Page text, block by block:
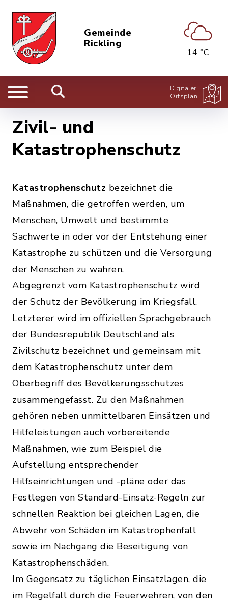
Gemeinde
Rickling
14 °C
Digitaler
Ortsplan
Zivil- und
Katastrophenschutz
Katastrophenschutz bezeichnet die
Maßnahmen, die getroffen werden, um
Menschen, Umwelt und bestimmte
Sachwerte in oder vor der Entstehung einer
Katastrophe zu schützen und die Versorgung
der Menschen zu wahren.
Abgegrenzt vom Katastrophenschutz wird
der Schutz der Bevölkerung im Kriegsfall.
Letzterer wird im offiziellen Sprachgebrauch
der Bundesrepublik Deutschland als
Zivilschutz bezeichnet und gemeinsam mit
dem Katastrophenschutz unter dem
Oberbegriff des Bevölkerungsschutzes
zusammengefasst. Zu den Maßnahmen
gehören neben unmittelbaren Einsätzen und
Hilfeleistungen auch vorbereitende
Maßnahmen, wie zum Beispiel die
Aufstellung entsprechender
Hilfseinrichtungen und -pläne oder das
Festlegen von Standard-Einsatz-Regeln zur
schnellen Reaktion bei gleichen Lagen, die
Abwehr von Schäden im Katastrophenfall
sowie im Nachgang die Beseitigung von
Katastrophenschäden.
Im Gegensatz zu täglichen Einsatzlagen, die
im Regelfall durch die Feuerwehren, von den